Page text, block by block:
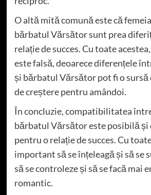
O altă mită comună este că
bărbatul Vărsător sunt prea
relație de succes. Cu toate
este falsă, deoarece diferențele
și bărbatul Vărsător pot fi o sursă
de creștere pentru amândoi.
În concluzie, compatibilitatea
bărbatul Vărsător este posibilă și
pentru o relație de succes. Cu
important să se înțeleagă și să se
să se controleze și să se facă mai
romantic.